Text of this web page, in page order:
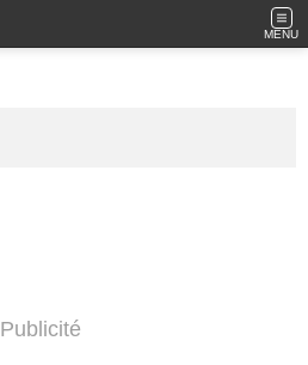
MENU
Publicité